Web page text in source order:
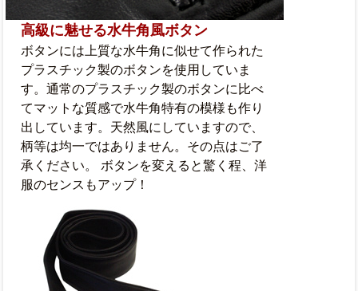
高級に魅せる水牛角風ボタン
ボタンには上質な水牛角に似せて作られた
プラスチック製のボタンを使用していま
す。通常のプラスチック製のボタンに比べ
てマットな質感で水牛角特有の模様も作り
出しています。天然風にしていますので、
柄等は均一ではありません。その点はご了
承ください。 ボタンを変えると驚く程、洋
服のセンスもアップ！